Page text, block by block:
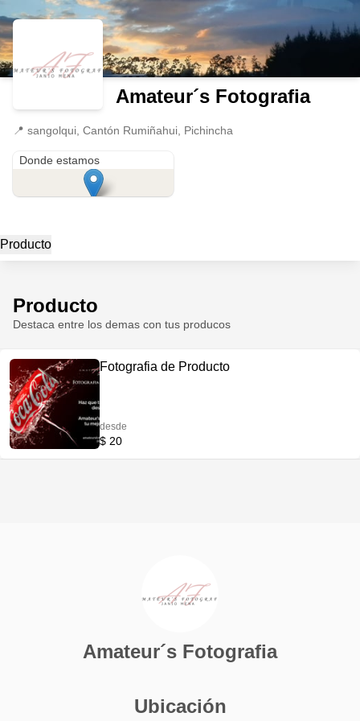
Amateur´s Fotografia
📍 sangolqui, Cantón Rumiñahui, Pichincha
Donde estamos
Producto
Producto
Destaca entre los demas con tus producos
Fotografia de Producto
desde
$ 20
Amateur´s Fotografia
Ubicación